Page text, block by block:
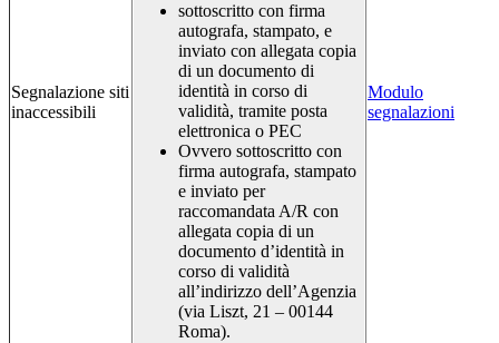
Segnalazione siti
inaccessibili
sottoscritto con firma
autografa, stampato, e
inviato con allegata copia
di un documento di
identità in corso di
validità, tramite posta
elettronica o PEC
Ovvero sottoscritto con
firma autografa, stampato
e inviato per
raccomandata A/R con
allegata copia di un
documento d’identità in
corso di validità
all’indirizzo dell’Agenzia
(via Liszt, 21 – 00144
Roma).
Modulo
segnalazioni